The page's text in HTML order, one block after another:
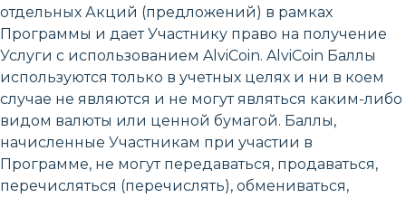
отдельных Акций (предложений) в рамках
Программы и дает Участнику право на получение
Услуги с использованием AlviCoin. AlviCoin Баллы
используются только в учетных целях и ни в коем
случае не являются и не могут являться каким-либо
видом валюты или ценной бумагой. Баллы,
начисленные Участникам при участии в
Программе, не могут передаваться, продаваться,
перечисляться (перечислять), обмениваться,